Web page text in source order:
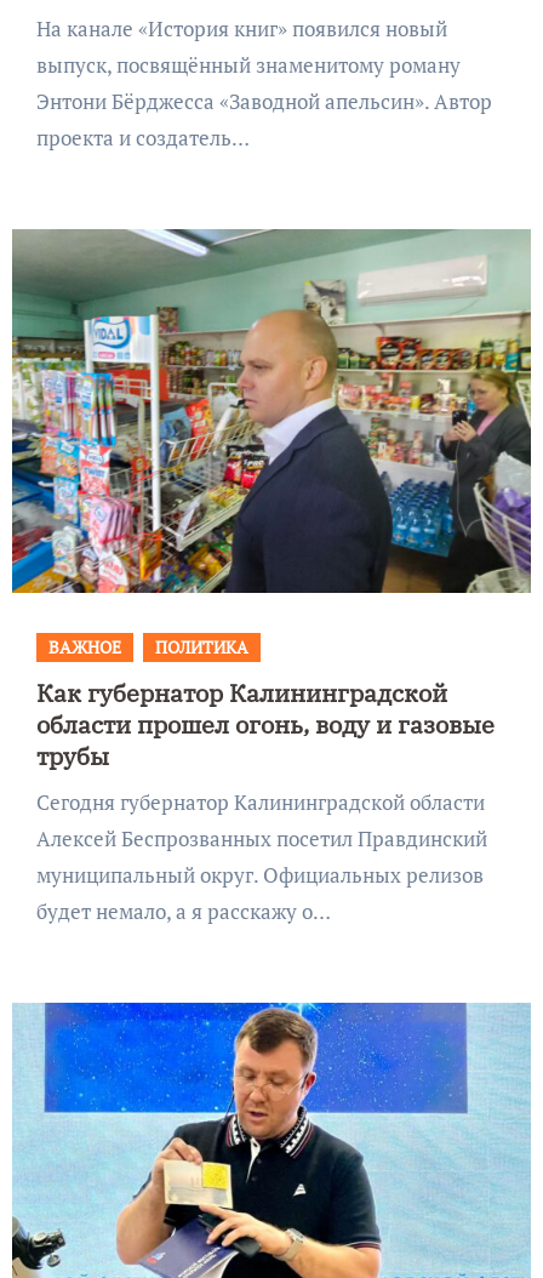
На канале «История книг» появился новый
выпуск, посвящённый знаменитому роману
Энтони Бёрджесса «Заводной апельсин». Автор
проекта и создатель…
ВАЖНОЕ ПОЛИТИКА
Как губернатор Калининградской
области прошел огонь, воду и газовые
трубы
Сегодня губернатор Калининградской области
Алексей Беспрозванных посетил Правдинский
муниципальный округ. Официальных релизов
будет немало, а я расскажу о…